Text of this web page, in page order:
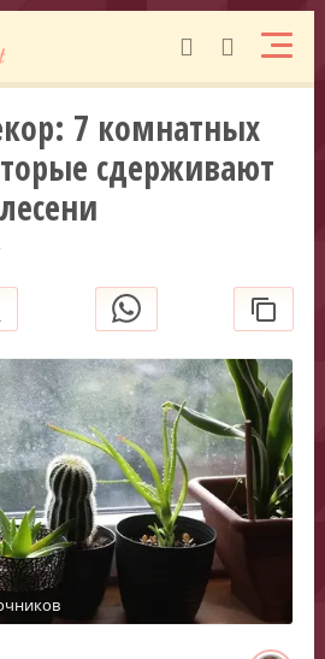
7 комнатных
сдерживают